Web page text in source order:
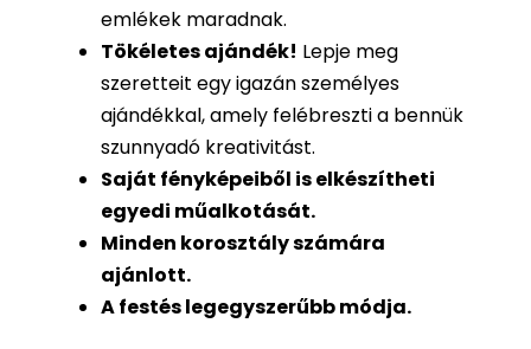
emlékek maradnak.
Tökéletes ajándék! Lepje meg
szeretteit egy igazán személyes
ajándékkal, amely felébreszti a bennük
szunnyadó kreativitást.
Saját fényképeiből iselkészítheti
egyedi műalkotását.
Minden korosztály számára
ajánlott.
A festés legegyszerűbb módja.